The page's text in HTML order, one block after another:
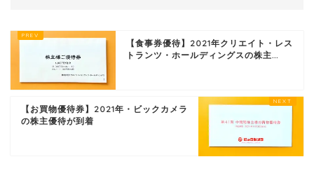
【食事券優待】2021年クリエイト・レス
トランツ・ホールディングスの株主...
【お買物優待券】2021年・ビックカメラ
の株主優待が到着